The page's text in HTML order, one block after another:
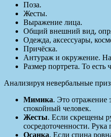
Поза.
Жесты.
Выражение лица.
Общий внешний вид,
Одежда, аксессуары,
Причёска.
Антураж и окружение.
Размер портрета. То есть
Анализируя невербальные
Мимика. Это отражение
спокойный человек.
Жесты. Если скрещены
сосредоточенности.
Осанка. Если спина